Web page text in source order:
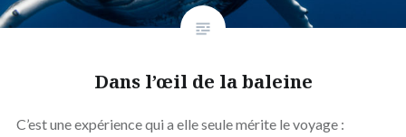
Dans l’œil de la baleine
C’est une expérience qui a elle seule mérite le voyage :